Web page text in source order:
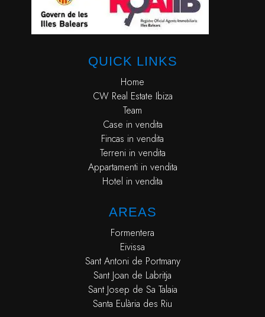
QUICK LINKS
Home
CW Real Estate Ibiza
Team
Case in vendita
Fincas in vendita
Terreni in vendita
Appartamenti in vendita
Hotel in vendita
AREAS
Formentera
Eivissa
Sant Antoni de Portmany
Sant Joan de Labritja
Sant Josep de Sa Talaia
Santa Eulària des Riu